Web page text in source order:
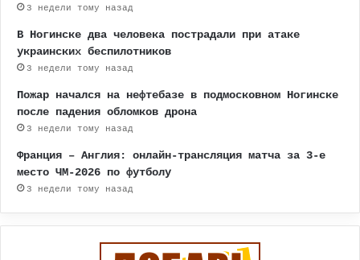
3 недели тому назад
В Ногинске два человека пострадали при атаке
украинских беспилотников
3 недели тому назад
Пожар начался на нефтебазе в подмосковном Ногинске
после падения обломков дрона
3 недели тому назад
Франция – Англия: онлайн-трансляция матча за 3-е
место ЧМ-2026 по футболу
3 недели тому назад